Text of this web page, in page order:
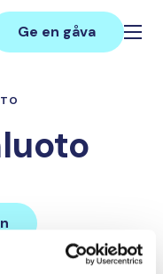
Ge en gåva